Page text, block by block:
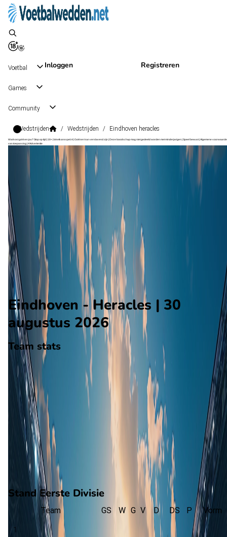
Inloggen Registreren
Voetbal
Games
Community
Wedstrijden / Wedstrijden / Eindhoven heracles
Wat kost gokken jou? Stop op tijd | 18+ | loketkansspel.nl | Gokken kan verslavend zijn | Deze boodschap mag niet gedeeld worden met minderjarigen | Speel bewust | Algemene
van toepassing | #Advertentie
Eerste Divisie , Nederland
Eindhoven
, Nederland
Alle wedstrijden
Eindhoven - Heracles
Opstellingen
Voorspelling
Voorbeschouwing
Eindhoven - Heracles | 30
augustus 2026
Team stats
Eindhoven
Eindhoven
Heracles
Heracles
0 aantal goals
gewonnen
verloren
Stand Eerste Divisie
Team GS W G V D DS P Vorm
1